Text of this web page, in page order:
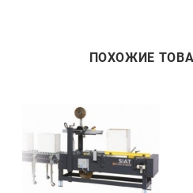
ПОХОЖИЕ